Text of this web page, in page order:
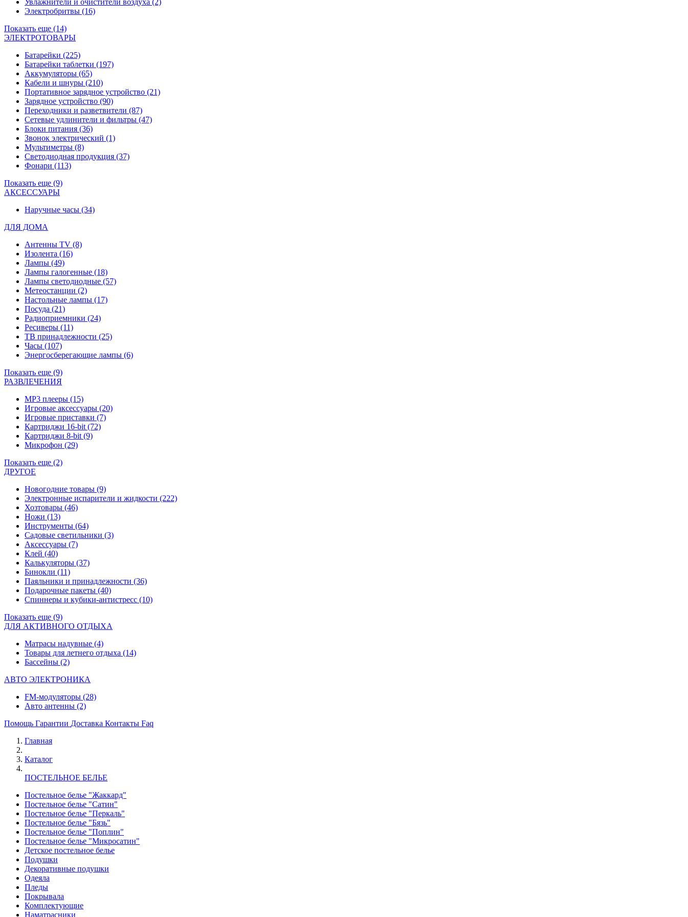
Увлажнители и очистители воздуха (2)
Электробритвы (16)
Показать еще (14)
ЭЛЕКТРОТОВАРЫ
Батарейки (225)
Батарейки таблетки (197)
Аккумуляторы (65)
Кабели и шнуры (210)
Портативное зарядное устройство (21)
Зарядное устройство (90)
Переходники и разветвители (87)
Сетевые удлинители и фильтры (47)
Блоки питания (36)
Звонок электрический (1)
Мультиметры (8)
Светодиодная продукция (37)
Фонари (113)
Показать еще (9)
АКСЕССУАРЫ
Наручные часы (34)
ДЛЯ ДОМА
Антенны TV (8)
Изолента (16)
Лампы (49)
Лампы галогенные (18)
Лампы светодиодные (57)
Метеостанции (2)
Настольные лампы (17)
Посуда (21)
Радиоприемники (24)
Ресиверы (11)
ТВ принадлежности (25)
Часы (107)
Энергосберегающие лампы (6)
Показать еще (9)
РАЗВЛЕЧЕНИЯ
MP3 плееры (15)
Игровые аксессуары (20)
Игровые приставки (7)
Картриджи 16-bit (72)
Картриджи 8-bit (9)
Микрофон (29)
Показать еще (2)
ДРУГОЕ
Новогодние товары (9)
Электронные испарители и жидкости (222)
Хозтовары (46)
Ножи (13)
Инструменты (64)
Садовые светильники (3)
Аксессуары (7)
Клей (40)
Калькуляторы (37)
Бинокли (11)
Паяльники и принадлежности (36)
Подарочные пакеты (40)
Спиннеры и кубики-антистресс (10)
Показать еще (9)
ДЛЯ АКТИВНОГО ОТДЫХА
Матрасы надувные (4)
Товары для летнего отдыха (14)
Бассейны (2)
АВТО ЭЛЕКТРОНИКА
FM-модуляторы (28)
Авто антенны (2)
Помощь Гарантии Доставка Контакты Faq
Главная
Каталог
ПОСТЕЛЬНОЕ БЕЛЬЕ
Постельное белье "Жаккард"
Постельное белье "Сатин"
Постельное белье "Перкаль"
Постельное белье "Бязь"
Постельное белье "Поплин"
Постельное белье "Микросатин"
Детское постельное белье
Подушки
Декоративные подушки
Одеяла
Пледы
Покрывала
Комплектующие
Наматрасники